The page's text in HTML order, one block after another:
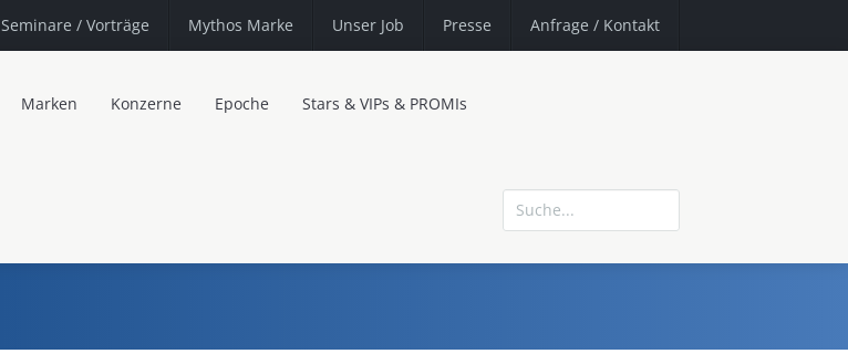
Seminare / Vorträge Mythos Marke Unser Job Presse Anfrage / Kontakt
Marken Konzerne Epoche Stars & VIPs & PROMIs